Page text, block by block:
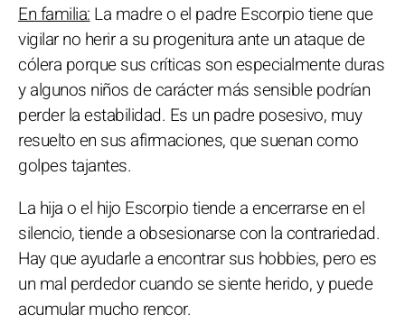
En familia: La madre o el padre Escorpio tiene que
vigilar no herir a su progenitura ante un ataque de
cólera porque sus críticas son especialmente duras
y algunos niños de carácter más sensible podrían
perder la estabilidad. Es un padre posesivo, muy
resuelto en sus afirmaciones, que suenan como
golpes tajantes.
La hija o el hijo Escorpio tiende a encerrarse en el
silencio, tiende a obsesionarse con la contrariedad.
Hay que ayudarle a encontrar sus hobbies, pero es
un mal perdedor cuando se siente herido, y puede
acumular mucho rencor.